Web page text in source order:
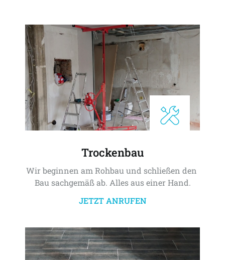
Trockenbau
Wir beginnen am Rohbau und schließen den
Bau sachgemäß ab. Alles aus einer Hand.
JETZT ANRUFEN